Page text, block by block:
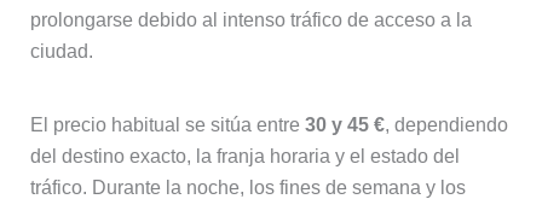
prolongarse debido al intenso tráfico de acceso a la
ciudad.
El precio habitual se sitúa entre 30 y 45 €, dependiendo
del destino exacto, la franja horaria y el estado del
tráfico. Durante la noche, los fines de semana y los